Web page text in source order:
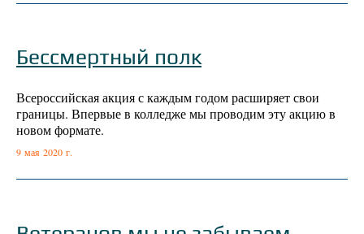
Бессмертный полк
Всероссийская акция с каждым годом расширяет свои
границы. Впервые в колледже мы проводим эту акцию в
новом формате.
9 мая 2020 г.